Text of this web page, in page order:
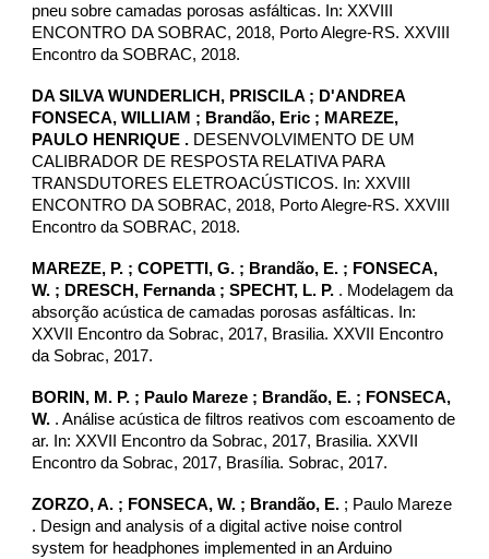
pneu sobre camadas porosas asfálticas. In: XXVIII
ENCONTRO DA SOBRAC, 2018, Porto Alegre-RS. XXVIII
Encontro da SOBRAC, 2018.
DA SILVA WUNDERLICH, PRISCILA ; D'ANDREA
FONSECA, WILLIAM ; Brandão, Eric ; MAREZE,
PAULO HENRIQUE . DESENVOLVIMENTO DE UM
CALIBRADOR DE RESPOSTA RELATIVA PARA
TRANSDUTORES ELETROACÚSTICOS. In: XXVIII
ENCONTRO DA SOBRAC, 2018, Porto Alegre-RS. XXVIII
Encontro da SOBRAC, 2018.
MAREZE, P. ; COPETTI, G. ; Brandão, E. ; FONSECA,
W. ; DRESCH, Fernanda ; SPECHT, L. P. . Modelagem da
absorção acústica de camadas porosas asfálticas. In:
XXVII Encontro da Sobrac, 2017, Brasilia. XXVII Encontro
da Sobrac, 2017.
BORIN, M. P. ; Paulo Mareze ; Brandão, E. ; FONSECA,
W. . Análise acústica de filtros reativos com escoamento de
ar. In: XXVII Encontro da Sobrac, 2017, Brasilia. XXVII
Encontro da Sobrac, 2017, Brasília. Sobrac, 2017.
ZORZO, A. ; FONSECA, W. ; Brandão, E. ; Paulo Mareze
. Design and analysis of a digital active noise control
system for headphones implemented in an Arduino